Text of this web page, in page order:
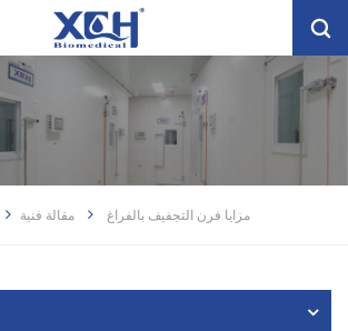
مقالة فنية مزايا فرن التجفيف بالفراغ